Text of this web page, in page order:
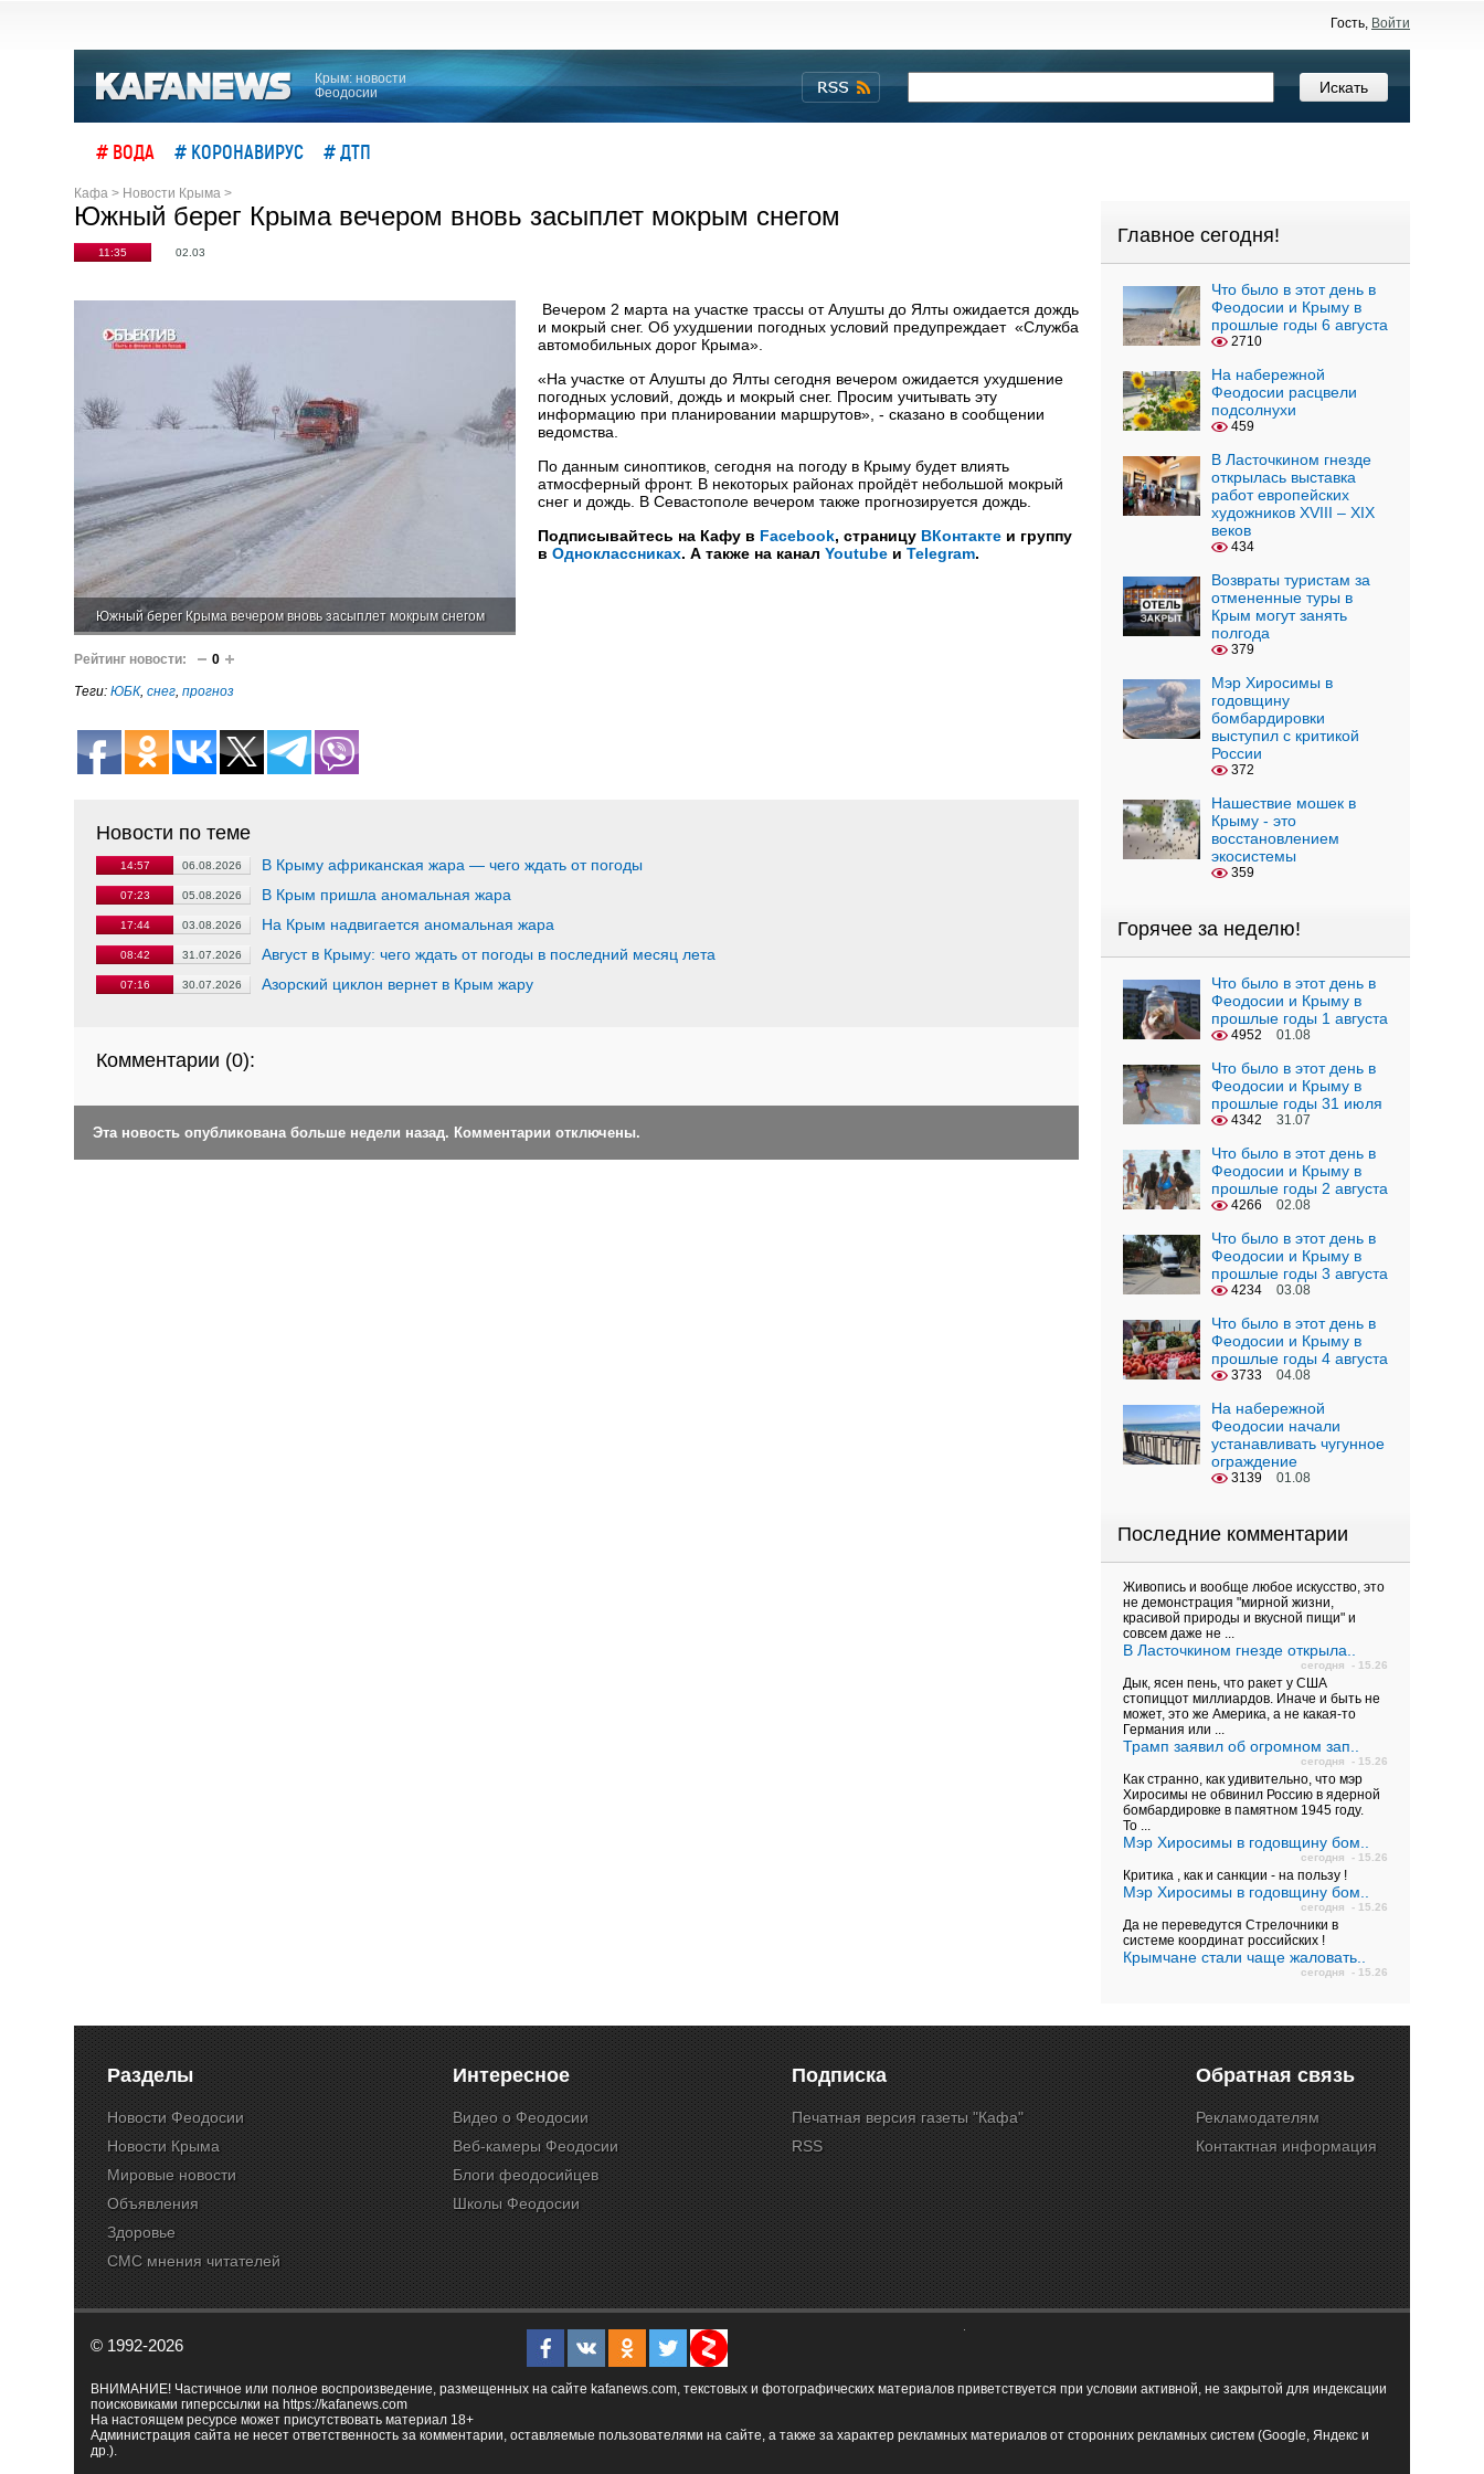
Гость, Войти
Крым: новости
Феодосии
# ВОДА # КОРОНАВИРУС # ДТП
Кафа > Новости Крыма >
Южный берег Крыма вечером вновь засыплет мокрым снегом
11:35 02.03
Южный берег Крыма вечером вновь засыплет мокрым снегом
Вечером 2 марта на участке трассы от Алушты до Ялты ожидается дождь
и мокрый снег. Об ухудшении погодных условий предупреждает «Служба
автомобильных дорог Крыма».
«На участке от Алушты до Ялты сегодня вечером ожидается ухудшение
погодных условий, дождь и мокрый снег. Просим учитывать эту
информацию при планировании маршрутов», - сказано в сообщении
ведомства.
По данным синоптиков, сегодня на погоду в Крыму будет влиять
атмосферный фронт. В некоторых районах пройдёт небольшой мокрый
снег и дождь. В Севастополе вечером также прогнозируется дождь.
Подписывайтесь на Кафу в Facebook, страницу ВКонтакте и группу
в Одноклассниках. А также на канал Youtube и Telegram.
Рейтинг новости: 0
Теги: ЮБК, снег, прогноз
Новости по теме
14:57 06.08.2026 В Крыму африканская жара — чего ждать от погоды
07:23 05.08.2026 В Крым пришла аномальная жара
17:44 03.08.2026 На Крым надвигается аномальная жара
08:42 31.07.2026 Август в Крыму: чего ждать от погоды в последний месяц лета
07:16 30.07.2026 Азорский циклон вернет в Крым жару
Комментарии (0):
Эта новость опубликована больше недели назад. Комментарии отключены.
Главное сегодня!
Что было в этот день в
Феодосии и Крыму в
прошлые годы 6 августа
2710
На набережной
Феодосии расцвели
подсолнухи
459
В Ласточкином гнезде
открылась выставка
работ европейских
художников XVIII – XIX
веков
434
Возвраты туристам за
отмененные туры в
Крым могут занять
полгода
379
Мэр Хиросимы в
годовщину
бомбардировки
выступил с критикой
России
372
Нашествие мошек в
Крыму - это
восстановлением
экосистемы
359
Горячее за неделю!
Что было в этот день в
Феодосии и Крыму в
прошлые годы 1 августа
4952 01.08
Что было в этот день в
Феодосии и Крыму в
прошлые годы 31 июля
4342 31.07
Что было в этот день в
Феодосии и Крыму в
прошлые годы 2 августа
4266 02.08
Что было в этот день в
Феодосии и Крыму в
прошлые годы 3 августа
4234 03.08
Что было в этот день в
Феодосии и Крыму в
прошлые годы 4 августа
3733 04.08
На набережной
Феодосии начали
устанавливать чугунное
ограждение
3139 01.08
Последние комментарии
Живопись и вообще любое искусство, это
не демонстрация "мирной жизни,
красивой природы и вкусной пищи" и
совсем даже не ...
В Ласточкином гнезде открыла..
сегодня - 15.26
Дык, ясен пень, что ракет у США
стопиццот миллиардов. Иначе и быть не
может, это же Америка, а не какая-то
Германия или ...
Трамп заявил об огромном зап..
сегодня - 15.26
Как странно, как удивительно, что мэр
Хиросимы не обвинил Россию в ядерной
бомбардировке в памятном 1945 году.
То ...
Мэр Хиросимы в годовщину бом..
сегодня - 15.26
Критика , как и санкции - на пользу !
Мэр Хиросимы в годовщину бом..
сегодня - 15.26
Да не переведутся Стрелочники в
системе координат российских !
Крымчане стали чаще жаловать..
сегодня - 15.26
Разделы
Новости Феодосии
Новости Крыма
Мировые новости
Объявления
Здоровье
СМС мнения читателей
Интересное
Видео о Феодосии
Веб-камеры Феодосии
Блоги феодосийцев
Школы Феодосии
Подписка
Печатная версия газеты "Кафа"
RSS
Обратная связь
Рекламодателям
Контактная информация
© 1992-2026
ВНИМАНИЕ! Частичное или полное воспроизведение, размещенных на сайте kafanews.com, текстовых и фотографических материалов приветствуется при условии активной, не закрытой для индексации
поисковиками гиперссылки на https://kafanews.com
На настоящем ресурсе может присутствовать материал 18+
Администрация сайта не несет ответственность за комментарии, оставляемые пользователями на сайте, а также за характер рекламных материалов от сторонних рекламных систем (Google, Яндекс и
др.).